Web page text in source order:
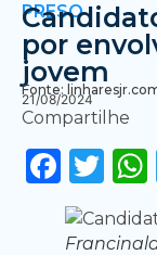
PRESO
por
jovem
Fonte:
21/08/2024
Compartilhe